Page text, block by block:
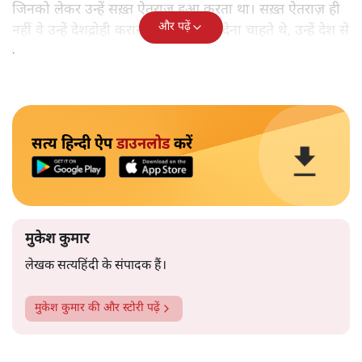
जिनको लेकर उन्हें सख़्त ऐतराज़ हुआ करता था। सख़्त ऐतराज़ ही
नहीं वे उन्हें देशद्रोही करार देकर जेल भेज देना चाहते थे, उन्हें देश से
बाहर चले जाने को कह रहे थे।
और पढ़ें
सत्य हिन्दी ऐपडाउनलोडकरें
मुकेश कुमार
लेखक सत्यहिंदी के संपादक हैं।
मुकेश कुमार की और स्टोरी पढ़ें